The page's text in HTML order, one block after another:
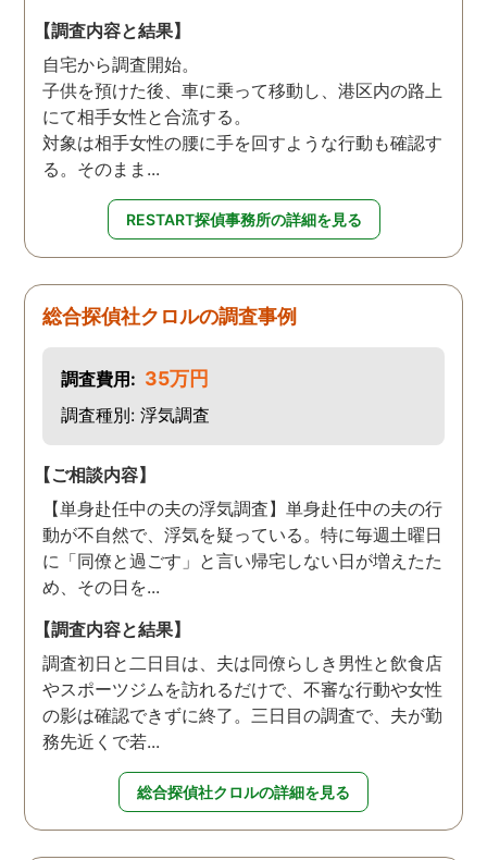
【調査内容と結果】
自宅から調査開始。
子供を預けた後、車に乗って移動し、港区内の路上
にて相手女性と合流する。
対象は相手女性の腰に手を回すような行動も確認す
る。そのまま...
RESTART探偵事務所の詳細を見る
総合探偵社クロルの調査事例
調査費用: 35万円
調査種別: 浮気調査
【ご相談内容】
【単身赴任中の夫の浮気調査】単身赴任中の夫の行
動が不自然で、浮気を疑っている。特に毎週土曜日
に「同僚と過ごす」と言い帰宅しない日が増えたた
め、その日を...
【調査内容と結果】
調査初日と二日目は、夫は同僚らしき男性と飲食店
やスポーツジムを訪れるだけで、不審な行動や女性
の影は確認できずに終了。三日目の調査で、夫が勤
務先近くで若...
総合探偵社クロルの詳細を見る